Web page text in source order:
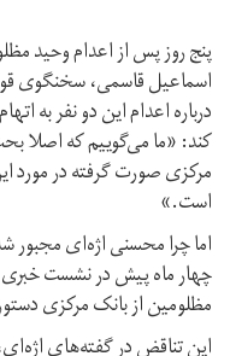
پنج روز پس از اعدام وحید
اسماعیل قاسمی، سخنگوی
درباره اعدام این دو نفر به
کند: «ما می‌گوییم که اصلا
مرکزی صورت گرفته در مورد
است.»
اما چرا محسنی اژه‌ای مجبور
چهار ماه پیش در نشست خبری
مظلومین از بانک مرکزی